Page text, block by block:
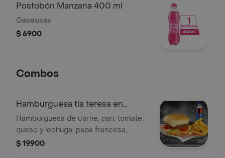
Postobón Manzana 400 ml
Gaseosas
$ 6900
Combos
Hamburguesa tía teresa en
combo
Hamburguesa de carne, pan, tomate,
queso y lechuga, papa francesa,
salsas y gaseosa.400 ml (sabor a
$ 19.900